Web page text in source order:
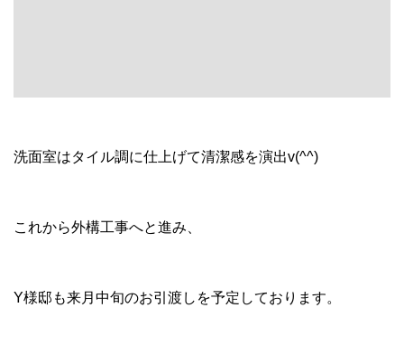
洗面室はタイル調に仕上げて清潔感を演出v(^^)
これから外構工事へと進み、
Y様邸も来月中旬のお引渡しを予定しております。